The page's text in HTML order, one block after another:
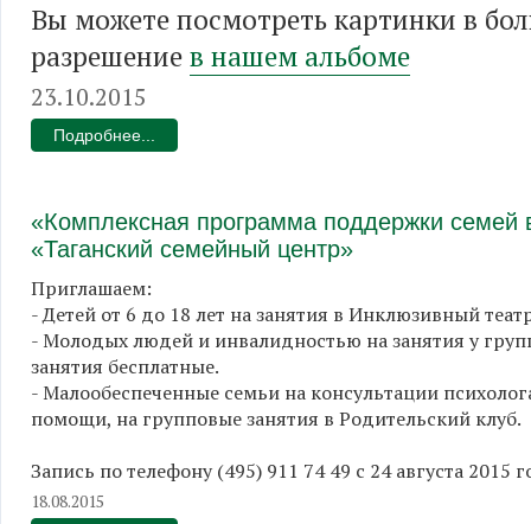
Вы можете посмотреть картинки в
разрешениев нашем альбоме
23.10.2015
Подробнее...
«Комплексная программа поддержки семей
«Таганский семейный центр»
Приглашаем:
- Детей от 6 до 18 лет на занятия в Инклюзивный
- Молодых людей и инвалидностью на занятия у
занятия бесплатные.
- Малообеспеченные семьи на консультации
помощи, на групповые занятия в Родительский клуб.
Запись по телефону (495) 911 74 49 с 24 августа 2015
18.08.2015